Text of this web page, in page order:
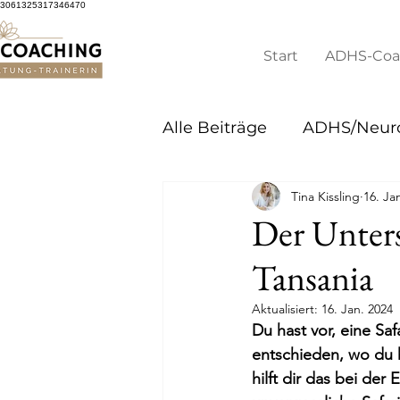
3061325317346470
Start ADHS-
Alle Beiträge ADHS/
Der
Tansania
Tina Kissling 16.
Aktualisiert: 16. Jan. 2024
Du hast vor, eine
entschieden, wo du
hilft dir das bei der